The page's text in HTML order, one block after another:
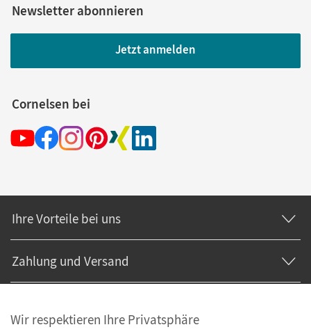
Newsletter abonnieren
Jetzt anmelden
Cornelsen bei
Ihre Vorteile bei uns
Zahlung und Versand
Wir respektieren Ihre Privatsphäre